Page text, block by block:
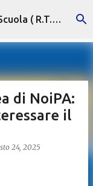
Regolarità e Trasparenza nella Scuola ( R.T.S. )
di NoiPA:
il
24, 2025